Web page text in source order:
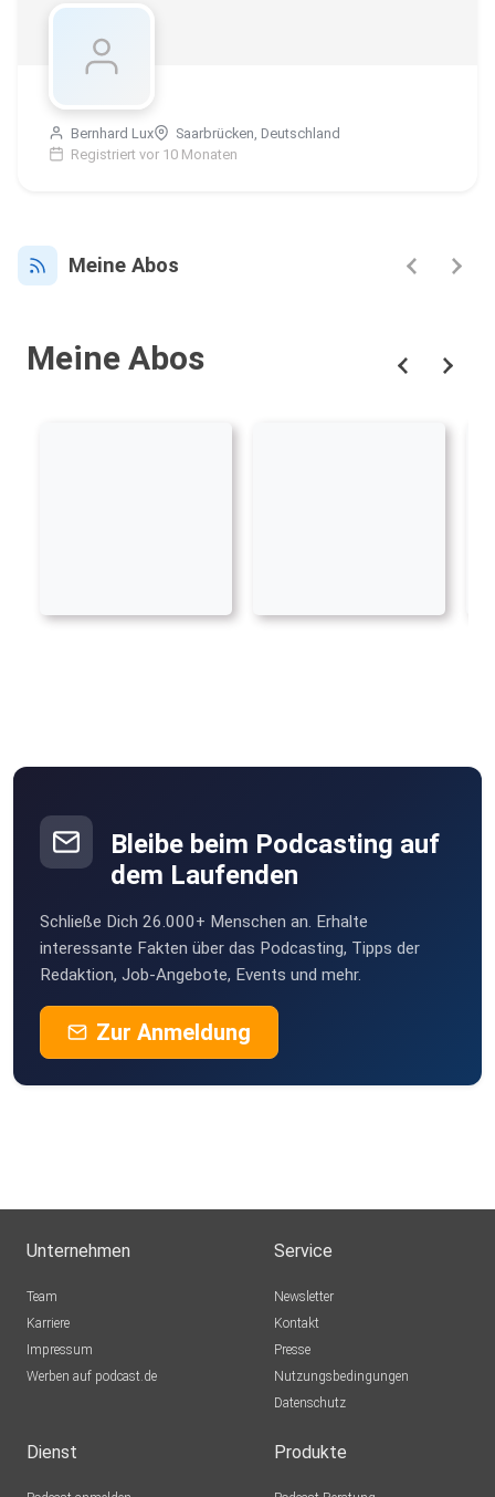
Bernhard Lux
Saarbrücken, Deutschland
Registriert vor 10 Monaten
Meine Abos
Meine Abos
Bleibe beim Podcasting auf
dem Laufenden
Schließe Dich 26.000+ Menschen an. Erhalte
interessante Fakten über das Podcasting, Tipps der
Redaktion, Job-Angebote, Events und mehr.
Zur Anmeldung
Unternehmen
Team
Karriere
Impressum
Werben auf podcast.de
Service
Newsletter
Kontakt
Presse
Nutzungsbedingungen
Datenschutz
Dienst Produkte